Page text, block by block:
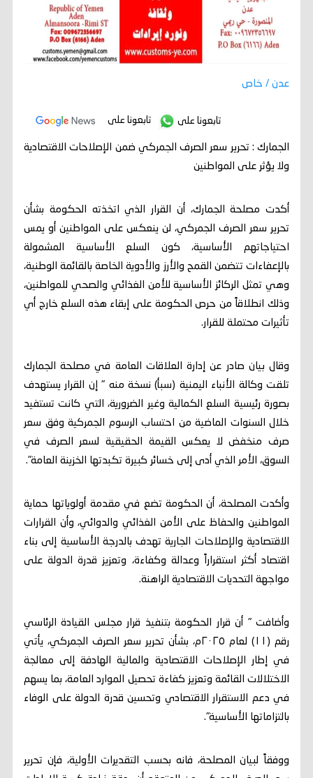
عدن / خاص
تابعونا على تابعونا على
الجمارك : تحرير سعر الصرف الجمركي ضمن الإصلاحات الاقتصادية
ولا يؤثر على المواطنين
أكدت مصلحة الجمارك، أن القرار الذي اتخذته الحكومة بشأن
تحرير سعر الصرف الجمركي، لن ينعكس على المواطنين أو يمس
احتياجاتهم الأساسية، كون السلع الأساسية المشمولة
بالإعفاءات تتضمن القمح والأرز والأدوية الخاصة بالقائمة الوطنية،
وهي تمثل الركائز الأساسية للأمن الغذائي والصحي للمواطنين،
وذلك انطلاقاً من حرص الحكومة على إبقاء هذه السلع خارج أي
تأثيرات محتملة للقرار.
وقال بيان صادر عن إدارة العلاقات العامة في مصلحة الجمارك
تلقت وكالة الأنباء اليمنية (سبأ) نسخة منه " إن القرار يستهدف
بصورة رئيسية السلع الكمالية وغير الضرورية، التي كانت تستفيد
خلال السنوات الماضية من احتساب الرسوم الجمركية وفق سعر
صرف منخفض لا يعكس القيمة الحقيقية لسعر الصرف في
السوق، الأمر الذي أدى إلى خسائر كبيرة تكبدتها الخزينة العامة".
وأكدت المصلحة، أن الحكومة تضع في مقدمة أولوياتها حماية
المواطنين والحفاظ على الأمن الغذائي والدوائي، وأن القرارات
الاقتصادية والإصلاحات الجارية تهدف بالدرجة الأساسية إلى بناء
اقتصاد أكثر استقراراً وعدالة وكفاءة، وتعزيز قدرة الدولة على
مواجهة التحديات الاقتصادية الراهنة.
وأضافت " أن قرار الحكومة بتنفيذ قرار مجلس القيادة الرئاسي
رقم (١١) لعام ٢٠٢٥م، بشأن تحرير سعر الصرف الجمركي، يأتي
في إطار الإصلاحات الاقتصادية والمالية الهادفة إلى معالجة
الاختلالات القائمة وتعزيز كفاءة تحصيل الموارد العامة، بما يسهم
في دعم الاستقرار الاقتصادي وتحسين قدرة الدولة على الوفاء
بالتزاماتها الأساسية".
ووفقاً لبيان المصلحة، فانه بحسب التقديرات الأولية، فإن تحرير